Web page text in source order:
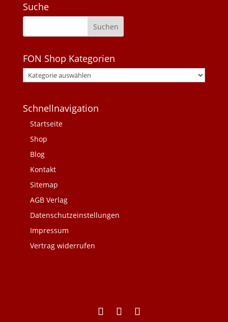
Suche
FON Shop Kategorien
Schnellnavigation
Startseite
Shop
Blog
Kontakt
Sitemap
AGB Verlag
Datenschutzeinstellungen
Impressum
Vertrag widerrufen